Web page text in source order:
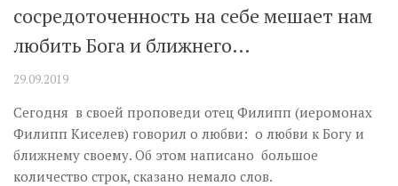
сосредоточенность на себе мешает нам
любить Бога и ближнего…
29.09.2019
Сегодня в своей проповеди отец Филипп (иеромонах
Филипп Киселев) говорил о любви: о любви к Богу и
ближнему своему. Об этом написано большое
количество строк, сказано немало слов.